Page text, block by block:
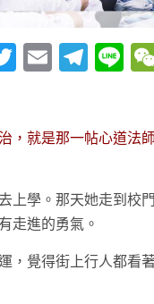
Twitter
Email
，就是那一帖心道法
上學。那天她走到校
走進的勇氣。
，覺得街上行人都看